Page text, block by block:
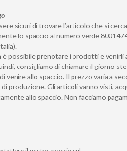
sicuri di trovare l’articolo che si
lo spaccio al numero verde
è possibile prenotare i prodotti e venirli
consigliamo di chiamare il giorno
venire allo spaccio. Il prezzo varia a
produzione. Gli articoli vanno visti,
allo spaccio. Non facciamo